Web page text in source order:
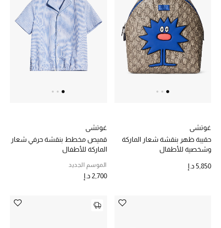
غوتشي
حقيبة ظهر بنقشة شعار الماركة
وشخصية للأطفال
5,850 د.إ
غوتشي
قميص مخطط بنقشة حرفي شعار
الماركة للأطفال
الموسم الجديد
2,700 د.إ